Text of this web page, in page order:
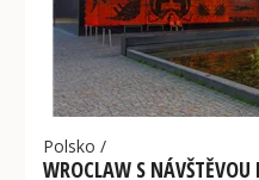
Polsko /
WROCLAW S NÁVŠTĚVOU